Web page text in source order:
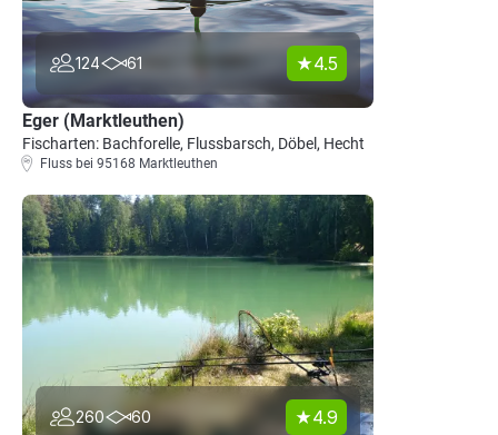
124 61 4.5
Eger (Marktleuthen)
Fischarten: Bachforelle, Flussbarsch, Döbel, Hecht
Fluss bei 95168 Marktleuthen
260 60 4.9